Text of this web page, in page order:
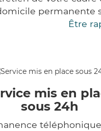
permanente
Être
mis en
sous 24h